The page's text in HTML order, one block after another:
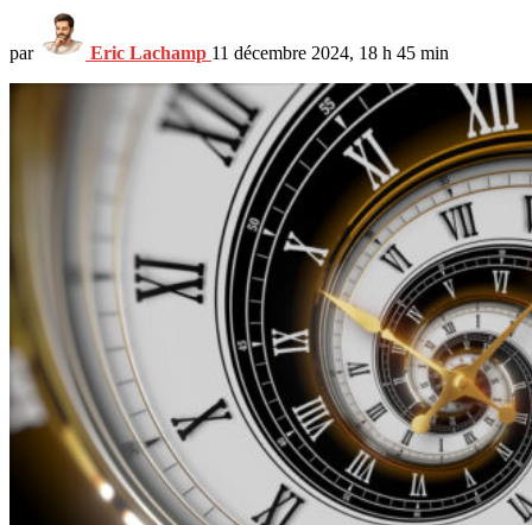
par Eric Lachamp 11 décembre 2024, 18 h 45 min